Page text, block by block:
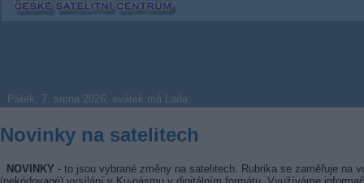
Pátek, 7. srpna 2026, svátek má Lada
Novinky na satelitech
NOVINKY - to jsou vybrané změny na satelitech. Rubrika se zaměřuje na